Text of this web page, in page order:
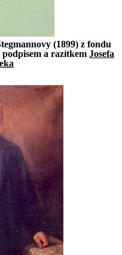
(1899) z fondu
a razítkem Josefa